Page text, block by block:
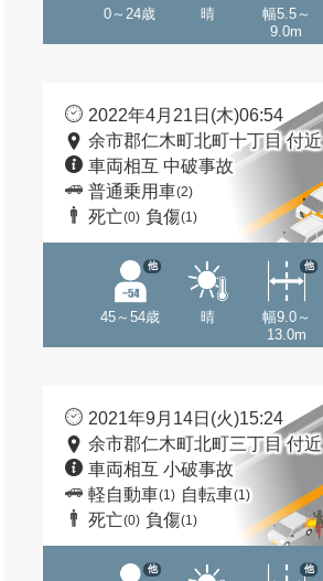
0～24歳 晴
幅5.5～
9.0m
2022年4月21日(木)06:54
余市郡仁木町北町十丁目 付近
車両相互 中破事故
普通乗用車(2)
死亡(0) 負傷(1)
45～54歳
他
晴
幅9.0～
13.0m
他
2021年9月14日(火)15:24
余市郡仁木町北町三丁目 付近
車両相互 小破事故
軽自動車(1) 自転車(1)
死亡(0) 負傷(1)
他 他